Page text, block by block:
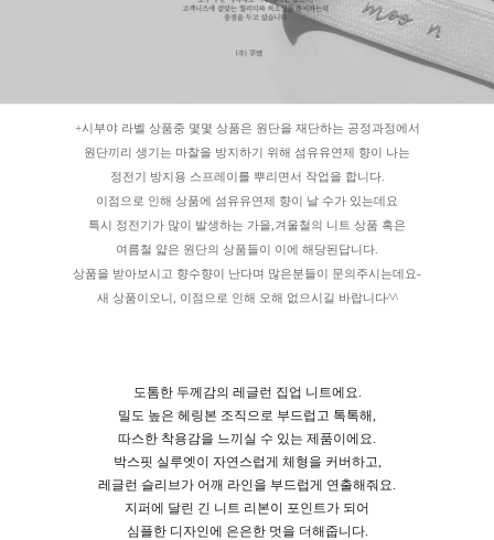
+시부야 라벨 상품중 몇몇 상품은 원단을 재단하는 공정과정에서
원단끼리 생기는 마찰을 방지하기 위해 섬유유연제 향이 나는
정전기 방지용 스프레이를 뿌리면서 작업을 합니다.
이점으로 인해 상품에 섬유유연제 향이 날 수가 있는데요
특시 정전기가 많이 발생하는 가을,겨울철의 니트 상품 혹은
여름철 얇은 원단의 상품들이 이에 해당된답니다.
상품을 받아보시고 향수향이 난다며 많은분들이 문의주시는데요-
새 상품이오니, 이점으로 인해 오해 없으시길 바랍니다^^
도톰한 두께감의 레글런 집업 니트에요.
밀도 높은 헤링본 조직으로 부드럽고 톡톡해,
따스한 착용감을 느끼실 수 있는 제품이에요.
박스핏 실루엣이 자연스럽게 체형을 커버하고,
레글런 슬리브가 어깨 라인을 부드럽게 연출해줘요.
지퍼에 달린 긴 니트 리본이 포인트가 되어
심플한 디자인에 은은한 멋을 더해줍니다.